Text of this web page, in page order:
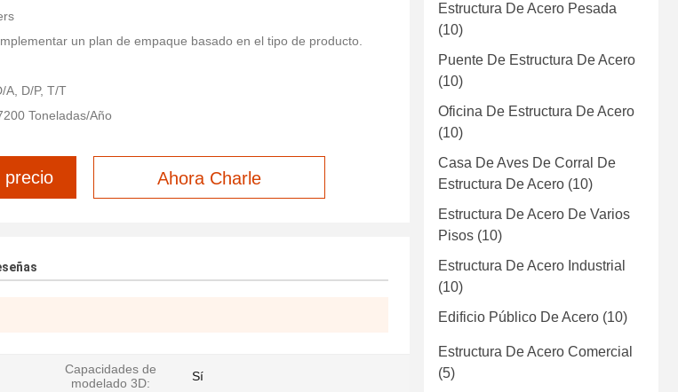
un plan de empaque basado en el tipo de producto.
A, D/P, T/T
Toneladas/Año
precio Ahora Charle
Capacidades de
modelado 3D:
Sí
Estructura De Acero Pesada
(10)
Puente De Estructura De Acero
(10)
Oficina De Estructura De Acero
(10)
Casa De Aves De Corral De
Estructura De Acero (10)
Estructura De Acero De Varios
Pisos (10)
Estructura De Acero Industrial
(10)
Edificio Público De Acero (10)
Estructura De Acero Comercial
(5)